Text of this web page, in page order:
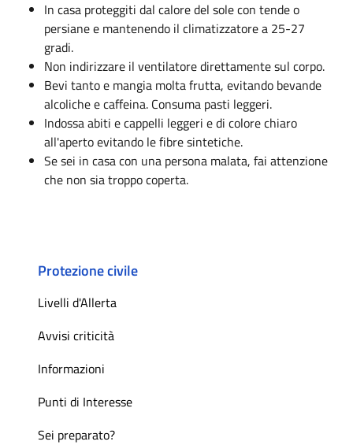
In casa proteggiti dal calore del sole con tende o
persiane e mantenendo il climatizzatore a 25-27
gradi.
Non indirizzare il ventilatore direttamente sul corpo.
Bevi tanto e mangia molta frutta, evitando bevande
alcoliche e caffeina. Consuma pasti leggeri.
Indossa abiti e cappelli leggeri e di colore chiaro
all'aperto evitando le fibre sintetiche.
Se sei in casa con una persona malata, fai attenzione
che non sia troppo coperta.
Protezione civile
Livelli d'Allerta
Avvisi criticità
Informazioni
Punti di Interesse
Sei preparato?